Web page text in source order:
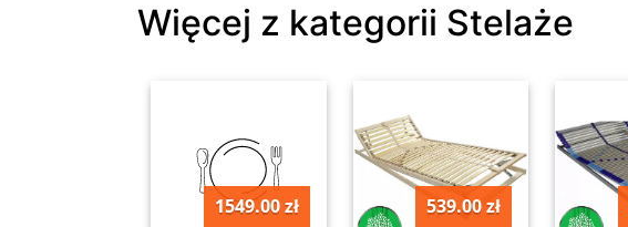
Więcej z kategorii Stelaże
1549.00 zł 539.00 zł